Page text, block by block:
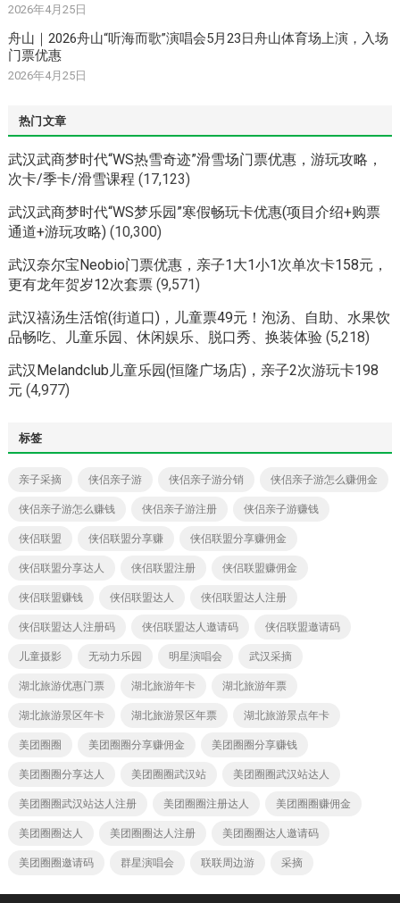
2026年4月25日
舟山｜2026舟山“听海而歌”演唱会5月23日舟山体育场上演，入场
门票优惠
2026年4月25日
热门文章
武汉武商梦时代“WS热雪奇迹”滑雪场门票优惠，游玩攻略，
次卡/季卡/滑雪课程 (17,123)
武汉武商梦时代“WS梦乐园”寒假畅玩卡优惠(项目介绍+购票
通道+游玩攻略) (10,300)
武汉奈尔宝Neobio门票优惠，亲子1大1小1次单次卡158元，
更有龙年贺岁12次套票 (9,571)
武汉禧汤生活馆(街道口)，儿童票49元！泡汤、自助、水果饮
品畅吃、儿童乐园、休闲娱乐、脱口秀、换装体验 (5,218)
武汉Melandclub儿童乐园(恒隆广场店)，亲子2次游玩卡198
元 (4,977)
标签
亲子采摘 侠侣亲子游 侠侣亲子游分销 侠侣亲子游怎么赚佣金
侠侣亲子游怎么赚钱 侠侣亲子游注册 侠侣亲子游赚钱
侠侣联盟 侠侣联盟分享赚 侠侣联盟分享赚佣金
侠侣联盟分享达人 侠侣联盟注册 侠侣联盟赚佣金
侠侣联盟赚钱 侠侣联盟达人 侠侣联盟达人注册
侠侣联盟达人注册码 侠侣联盟达人邀请码 侠侣联盟邀请码
儿童摄影 无动力乐园 明星演唱会 武汉采摘
湖北旅游优惠门票 湖北旅游年卡 湖北旅游年票
湖北旅游景区年卡 湖北旅游景区年票 湖北旅游景点年卡
美团圈圈 美团圈圈分享赚佣金 美团圈圈分享赚钱
美团圈圈分享达人 美团圈圈武汉站 美团圈圈武汉站达人
美团圈圈武汉站达人注册 美团圈圈注册达人 美团圈圈赚佣金
美团圈圈达人 美团圈圈达人注册 美团圈圈达人邀请码
美团圈圈邀请码 群星演唱会 联联周边游 采摘